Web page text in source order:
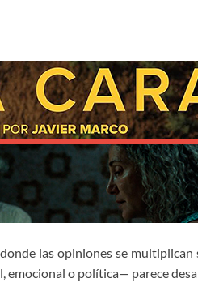
las opiniones se multiplican
o política— parece